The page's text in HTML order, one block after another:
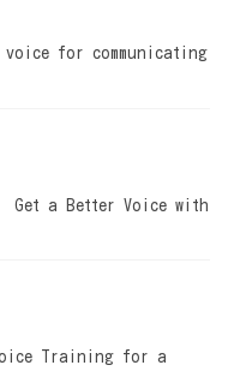
voice for communicating
Get a Better Voice with
Training for a